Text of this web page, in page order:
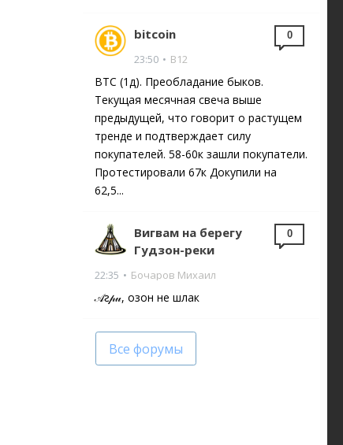
bitcoin
23:50 • B12
BTC (1д). Преобладание быков.
Текущая месячная свеча выше
предыдущей, что говорит о растущем
тренде и подтверждает силу
покупателей. 58-60к зашли покупатели.
Протестировали 67к Докупили на
62,5...
0
Вигвам на берегу
Гудзон-реки
22:35 • Бочаров Михаил
𝒜ꙅ𝓅𝓊, озон не шлак
0
Все форумы